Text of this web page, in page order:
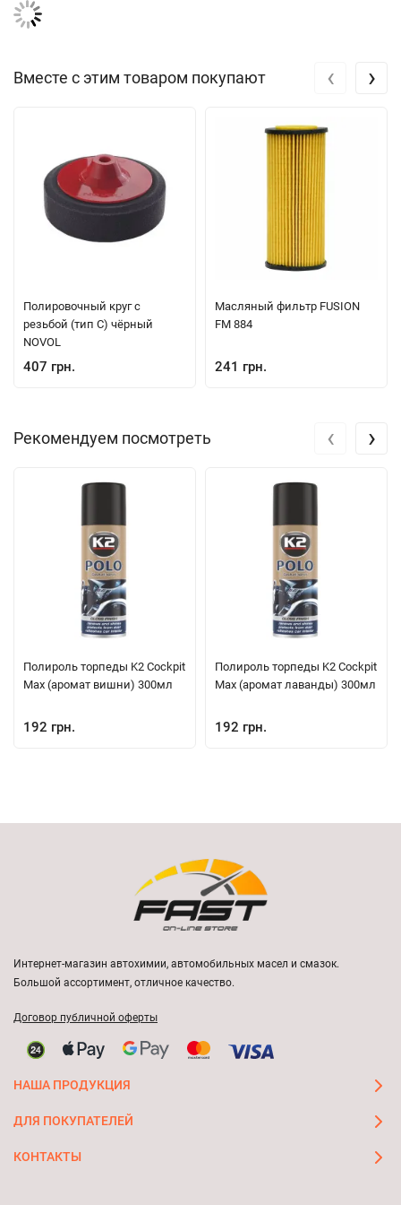
Вместе с этим товаром покупают
Полировочный круг с
резьбой (тип C) чёрный
NOVOL
407 грн.
Масляный фильтр FUSION
FM 884
241 грн.
‹ ›
Рекомендуем посмотреть
Полироль торпеды K2 Cockpit
Max (аромат вишни) 300мл
192 грн.
Полироль торпеды K2 Cockpit
Max (аромат лаванды) 300мл
192 грн.
‹ ›
Интернет-магазин автохимии, автомобильных масел и смазок.
Большой ассортимент, отличное качество.
Договор публичной оферты
НАША ПРОДУКЦИЯ
ДЛЯ ПОКУПАТЕЛЕЙ
КОНТАКТЫ